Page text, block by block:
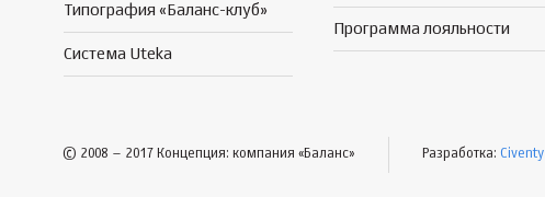
Типография «Баланс-клуб»
Система Uteka
Программа лояльности
© 2008 – 2017 Концепция: компания «Баланс» Разработка: Civenty